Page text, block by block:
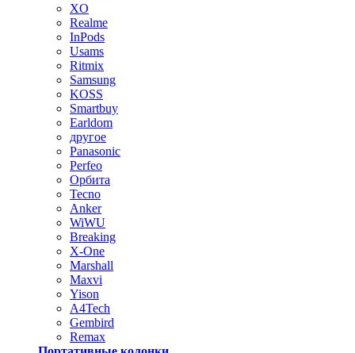
XO
Realme
InPods
Usams
Ritmix
Samsung
KOSS
Smartbuy
Earldom
другое
Panasonic
Perfeo
Орбита
Tecno
Anker
WiWU
Breaking
X-One
Marshall
Maxvi
Yison
A4Tech
Gembird
Remax